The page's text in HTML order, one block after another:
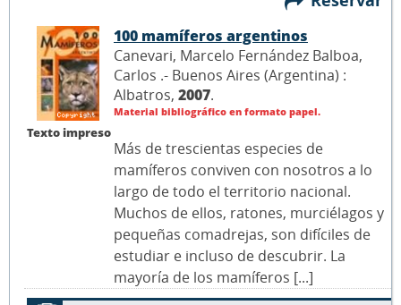
Texto impreso
100 mamíferos argentinos
Canevari, Marcelo Fernández Balboa,
Carlos .- Buenos Aires (Argentina) :
Albatros, 2007.
Material bibliográfico en formato papel.
Más de trescientas especies de
mamíferos conviven con nosotros a lo
largo de todo el territorio nacional.
Muchos de ellos, ratones, murciélagos y
pequeñas comadrejas, son difíciles de
estudiar e incluso de descubrir. La
mayoría de los mamíferos [...]